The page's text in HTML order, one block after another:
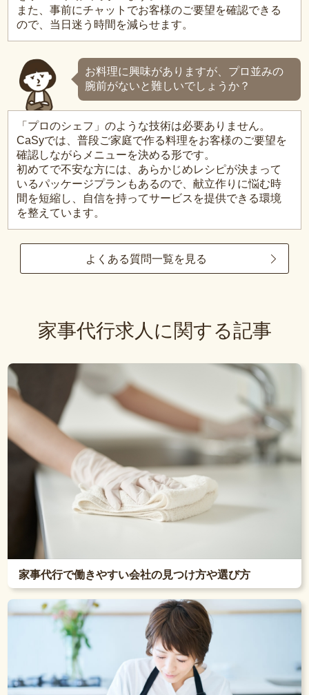
また、事前にチャットでお客様のご要望を確認できる
ので、当日迷う時間を減らせます。
お料理に興味がありますが、プロ並みの
腕前がないと難しいでしょうか？
「プロのシェフ」のような技術は必要ありません。
CaSyでは、普段ご家庭で作る料理をお客様のご要望を
確認しながらメニューを決める形です。
初めてで不安な方には、あらかじめレシピが決まって
いるパッケージプランもあるので、献立作りに悩む時
間を短縮し、自信を持ってサービスを提供できる環境
を整えています。
よくある質問一覧を見る
家事代行求人に関する記事
家事代行で働きやすい会社の見つけ方や選び方